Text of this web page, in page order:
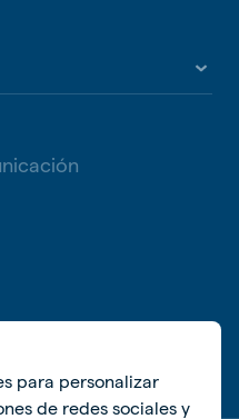
para personalizar
de redes sociales y